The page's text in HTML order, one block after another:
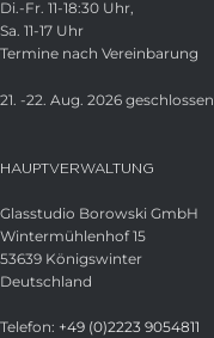
Di.-Fr. 11-18:30 Uhr,
Sa. 11-17 Uhr
Termine nach Vereinbarung
21. -22. Aug. 2026 geschlossen
HAUPTVERWALTUNG
Glasstudio Borowski GmbH
Wintermühlenhof 15
53639 Königswinter
Deutschland
Telefon: +49 (0)2223 9054811